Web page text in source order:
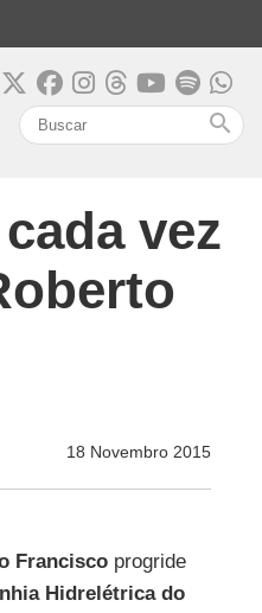
search
vez
18 Novembro 2015
Franciscoprogride
Hidrelétrica do